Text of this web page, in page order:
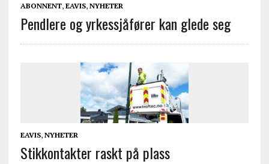
ABONNENT, EAVIS, NYHETER
Pendlere og yrkessjåfører kan glede seg
EAVIS, NYHETER
Stikkontakter raskt på plass